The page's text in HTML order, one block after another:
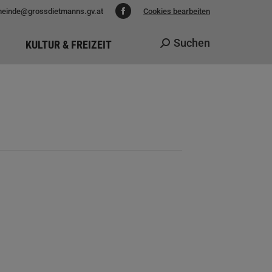
Facebook
Cookies bearbeiten
KULTUR & FREIZEIT Search:
Suchen